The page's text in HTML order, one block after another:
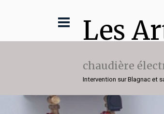
Les
chaudière
Intervention sur Blagnac et